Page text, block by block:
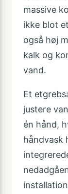
massive
ikke blot
også høj
kalk og
vand.
Et
justere
én hånd,
håndvask